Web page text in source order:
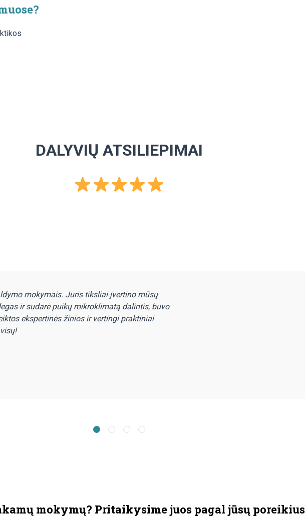
DALYVIŲ ATSILIEPIMAI
mokymais. Juris tiksliai įvertino mūsų
ir sudarė puikų mikroklimatą dalintis, buvo
ekspertinės žinios ir vertingi praktiniai
mokymų? Pritaikysime juos pagal jūsų poreikius